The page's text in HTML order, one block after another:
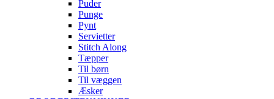
Puder
Punge
Pynt
Servietter
Stitch Along
Tæpper
Til børn
Til væggen
Æsker